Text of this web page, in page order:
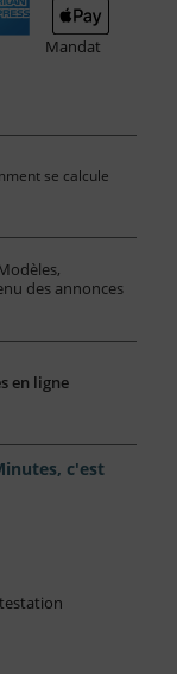
Mandat
se calcule
des annonces
en ligne
c'est